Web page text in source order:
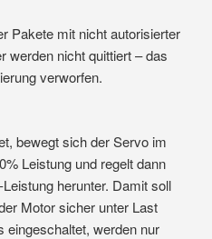
Pakete mit nicht autorisierter
werden nicht quittiert – das
verworfen.
bewegt sich der Servo im
Leistung und regelt dann
herunter. Damit soll
Motor sicher unter Last
eingeschaltet, werden nur